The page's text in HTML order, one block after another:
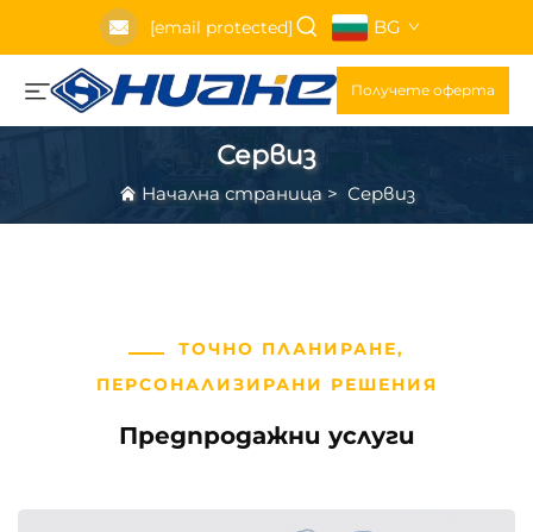
[email protected] BG
Получете оферта
Сервиз
Начална страница> Сервиз
ТОЧНО ПЛАНИРАНЕ,
ПЕРСОНАЛИЗИРАНИ РЕШЕНИЯ
Предпродажни услуги